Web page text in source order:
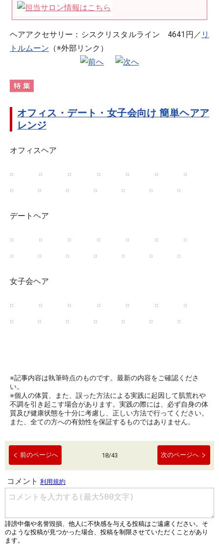
ヘアアクセサリー：シスクリスタルライン 4641円／ リ
トルムーン （※外部リンク）
オフィス・デート・女子会向け 簡単ヘアア
レンジ
オフィスヘア
デートヘア
女子会ヘア
※記事内容は執筆時点のものです。最新の内容をご確認くださ
い。
※個人の体質、また、誤った方法による実践に起因して肌荒れや
不調を引き起こす場合があります。実践の際には、必ず自身の体
質及び健康状態を十分に考慮し、正しい方法で行ってください。
また、全ての方への有効性を保証するものではありません。
前のページへ 18/43 次のページへ